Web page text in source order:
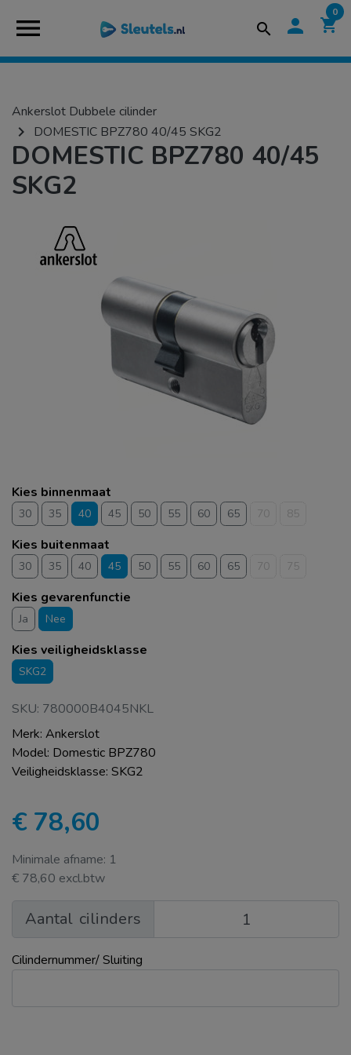
menu search person shopping_cart
0
Ankerslot Dubbele cilinder
navigate_next DOMESTIC BPZ780 40/45 SKG2
DOMESTIC BPZ780 40/45
SKG2
Kies binnenmaat
30 35 40 45 50 55 60 65 70 85
Kies buitenmaat
30 35 40 45 50 55 60 65 70 75
Kies gevarenfunctie
Ja Nee
Kies veiligheidsklasse
SKG2
SKU: 780000B4045NKL
Merk: Ankerslot
Model: Domestic BPZ780
Veiligheidsklasse: SKG2
€ 78,60
Minimale afname: 1
€ 78,60 excl.btw
Aantal cilinders
Cilindernummer/ Sluiting